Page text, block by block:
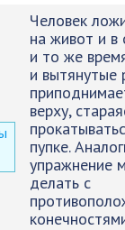
Человек
на живот и в
и то же
и вытянутые
верху,
пупке.
упражнение
делать с